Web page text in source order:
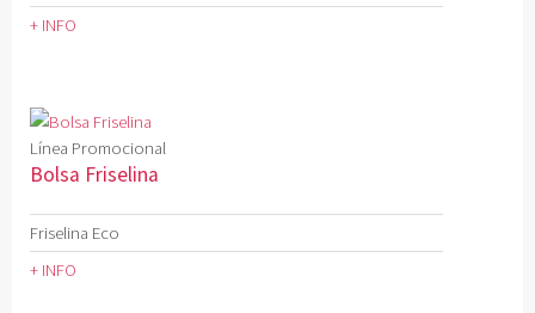
+ INFO
Línea Promocional
Bolsa Friselina
Friselina Eco
+ INFO